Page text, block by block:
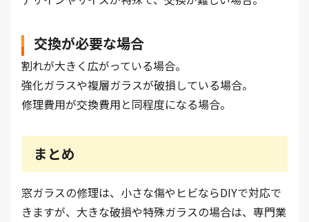
交換が必要な場合
割れが大きく広がっている場合。
強化ガラスや複層ガラスが破損している場合。
修理費用が交換費用と同程度になる場合。
まとめ
窓ガラスの修理は、小さな傷やヒビならDIYで対応で
きますが、大きな破損や特殊ガラスの場合は、専門業